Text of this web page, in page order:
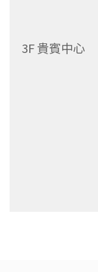
3F 貴賓中心